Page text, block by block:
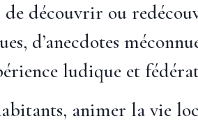
de découvrir ou
d’anecdotes
ludique et
animer la vie